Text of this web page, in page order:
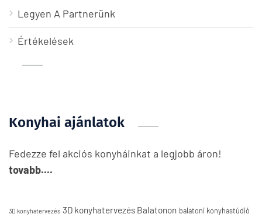
Legyen A Partnerünk
Értékelések
Konyhai ajánlatok
Fedezze fel akciós konyháinkat a legjobb áron!
tovabb....
3D konyhatervezés 3D konyhatervezés Balatonon balatoni konyhastúdió